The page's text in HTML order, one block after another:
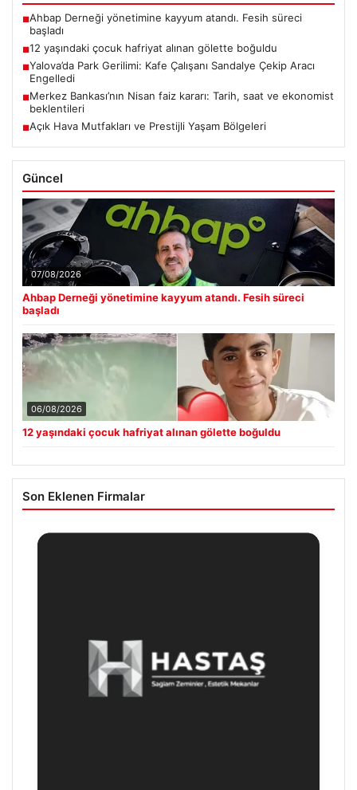
■Ahbap Derneği yönetimine kayyum atandı. Fesih süreci
başladı
■12 yaşındaki çocuk hafriyat alınan gölette boğuldu
■Yalova’da Park Gerilimi: Kafe Çalışanı Sandalye Çekip Aracı
Engelledi
■Merkez Bankası’nın Nisan faiz kararı: Tarih, saat ve ekonomist
beklentileri
■Açık Hava Mutfakları ve Prestijli Yaşam Bölgeleri
Güncel
07/08/2026
Ahbap Derneği yönetimine kayyum atandı. Fesih süreci
başladı
06/08/2026
12 yaşındaki çocuk hafriyat alınan gölette boğuldu
Son Eklenen Firmalar